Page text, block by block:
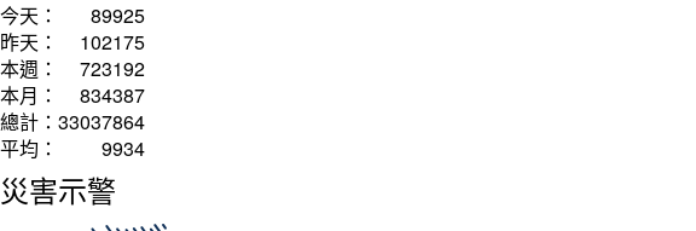
今天：
89925
昨天：
102175
本週：
723192
本月：
834387
總計： 33037864
平均：
9934
災害示警